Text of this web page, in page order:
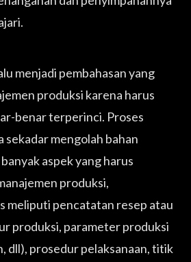
menjadi pembahasan yang
produksi karena harus
benar terperinci. Proses
sekadar mengolah bahan
aspek yang harus
produksi,
meliputi pencatatan resep atau
produksi, parameter produksi
dll), prosedur pelaksanaan, titik